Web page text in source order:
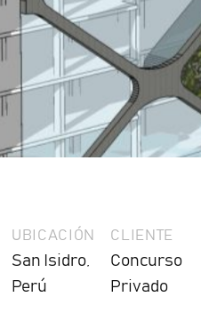
UBICACIÓN
San Isidro,
Perú
CLIENTE
Concurso
Privado